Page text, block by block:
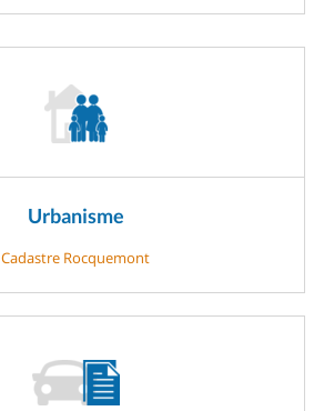
Urbanisme
Cadastre Rocquemont